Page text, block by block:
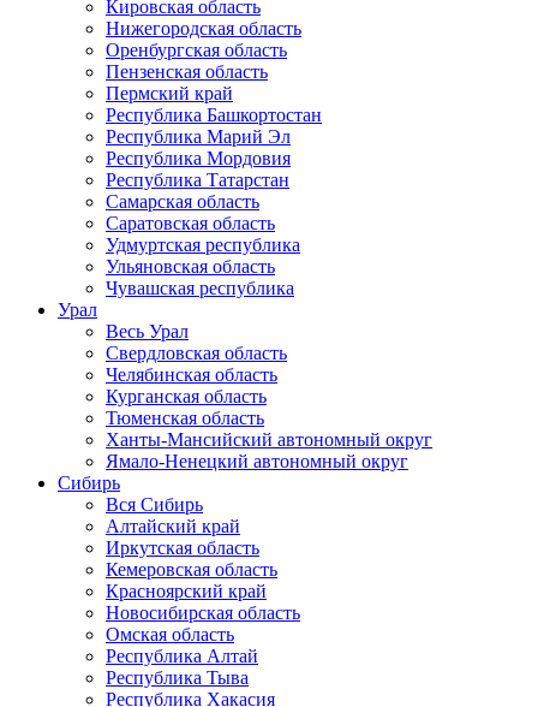
Кировская область
Нижегородская область
Оренбургская область
Пензенская область
Пермский край
Республика Башкортостан
Республика Марий Эл
Республика Мордовия
Республика Татарстан
Самарская область
Саратовская область
Удмуртская республика
Ульяновская область
Чувашская республика
Урал
Весь Урал
Свердловская область
Челябинская область
Курганская область
Тюменская область
Ханты-Мансийский автономный округ
Ямало-Ненецкий автономный округ
Сибирь
Вся Сибирь
Алтайский край
Иркутская область
Кемеровская область
Красноярский край
Новосибирская область
Омская область
Республика Алтай
Республика Тыва
Республика Хакасия